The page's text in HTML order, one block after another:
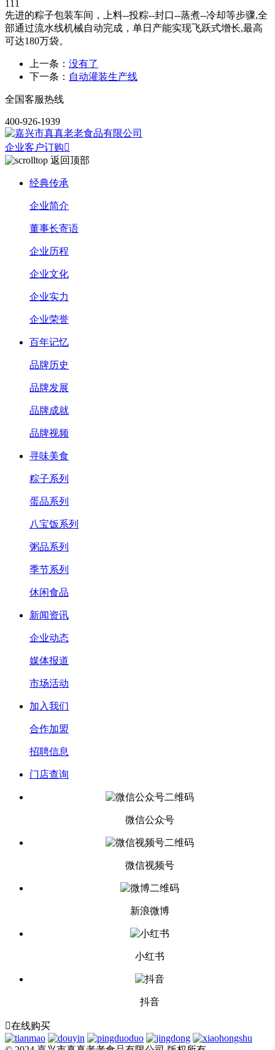
111
先进的粽子包装车间，上料--投粽--封口--蒸煮--冷却等步骤,全
部通过流水线机械自动完成，单日产能实现飞跃式增长,最高
可达180万袋。
上一条： 没有了
下一条： 自动灌装生产线
全国客服热线
400-926-1939
企业客户订购
返回顶部
经典传承
企业简介
董事长寄语
企业历程
企业文化
企业实力
企业荣誉
百年记忆
品牌历史
品牌发展
品牌成就
品牌视频
寻味美食
粽子系列
蛋品系列
八宝饭系列
粥品系列
季节系列
休闲食品
新闻资讯
企业动态
媒体报道
市场活动
加入我们
合作加盟
招聘信息
门店查询
微信公众号
微信视频号
新浪微博
小红书
抖音
在线购买